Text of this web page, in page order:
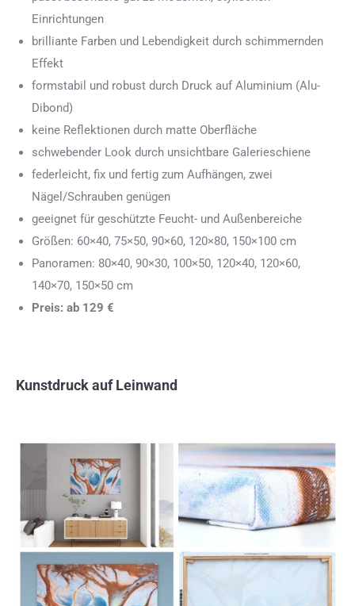
Einrichtungen
brilliante Farben und Lebendigkeit durch schimmernden
Effekt
formstabil und robust durch Druck auf Aluminium (Alu-
Dibond)
keine Reflektionen durch matte Oberfläche
schwebender Look durch unsichtbare Galerieschiene
federleicht, fix und fertig zum Aufhängen, zwei
Nägel/Schrauben genügen
geeignet für geschützte Feucht- und Außenbereiche
Größen: 60×40, 75×50, 90×60, 120×80, 150×100 cm
Panoramen: 80×40, 90×30, 100×50, 120×40, 120×60,
140×70, 150×50 cm
Preis: ab 129 €
Kunstdruck auf Leinwand